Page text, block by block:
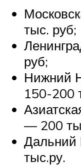
тыс. руб;
руб;
Нижний
150-200
— 200
тыс.ру.